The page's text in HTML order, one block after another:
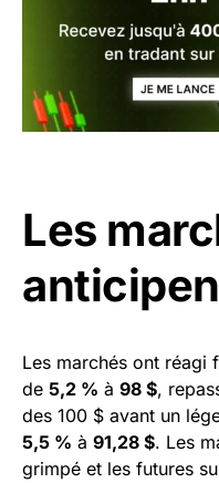
Les
Les marchés ont réagi
de 5,2 % à 98 $,
des 100 $ avant un
5,5 % à 91,28 $. Les
grimpé et les futures